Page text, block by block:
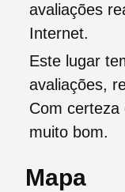
avaliações
Internet.
Este lugar
avaliações,
Com certeza
muito bom.
Mapa